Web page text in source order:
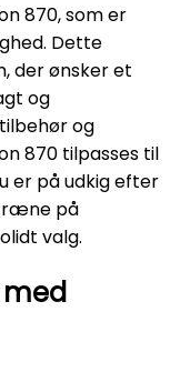
870, som er
Dette
der ønsker et
og
og
870 tilpasses til
er på udkig efter
på
valg.
med